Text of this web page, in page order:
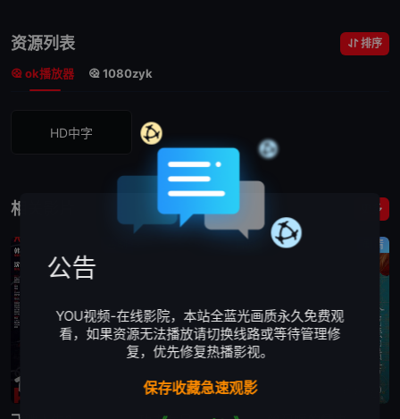
同远赴巴黎，寻求国宝鉴定专家Coco（姚星彤 饰）的帮助。经过周
密细致的准备，JC等人一步步逼近重兵把守的兽首，而围绕珍宝不可
避免爆发连番惊险火爆的打斗与追逐。 在这一过程中，JC似曾被
资源列表 排序
ok播放器 1080zyk
HD中字
相关影片 更多
更新TC
剧情
公告
YOU视频-在线影院，本站全蓝光画质永久免费观
看，如果资源无法播放请切换线路或等待管理修
复，优先修复热播影视。
保存收藏急速观影